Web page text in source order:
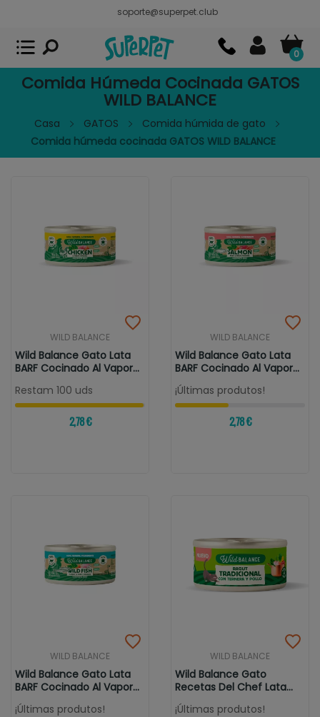
soporte@superpet.club
0
Comida Húmeda Cocinada GATOS
WILD BALANCE
Casa GATOS
Comida húmida de gato
Comida húmeda cocinada GATOS WILD BALANCE
WILD BALANCE
Wild Balance Gato Lata
BARF Cocinado Al Vapor
Restam 100 uds
2,78 €
WILD BALANCE
Wild Balance Gato Lata
BARF Cocinado Al Vapor
SALMÓN...
¡Últimas produtos!
2,78 €
WILD BALANCE
Wild Balance Gato Lata
BARF Cocinado Al Vapor...
¡Últimas produtos!
WILD BALANCE
Wild Balance Gato
Recetas Del Chef Lata
Ragut...
¡Últimas produtos!
Superpet, comida para mascotas
APP GRATIS - En Google Play